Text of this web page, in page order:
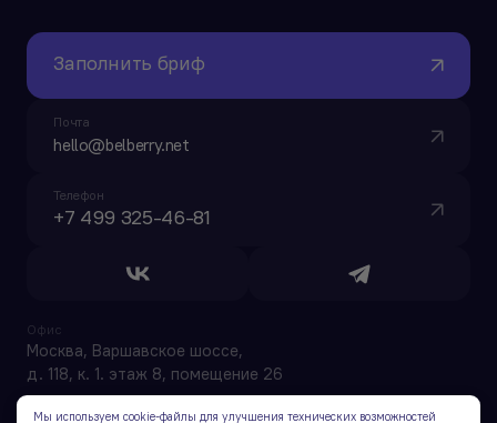
Офис
Москва, Варшавское шоссе,
д. 118, к. 1. этаж 8, помещение 26
Заполнить бриф
Почта
hello@belberry.net
Телефон
+7 499 325-46-81
Мы используем cookie-файлы для улучшения технических возможностей